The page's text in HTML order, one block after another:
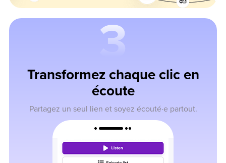
3
Transformez chaque clic en
écoute
Partagez un seul lien et soyez écouté·e partout.